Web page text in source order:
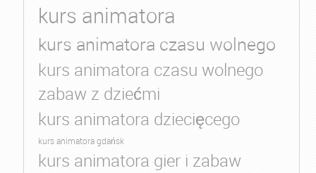
kurs animatora
kurs animatora czasu wolnego
kurs animatora czasu wolnego
zabaw z dziećmi
kurs animatora dziecięcego
kurs animatora gdańsk
kurs animatora gier i zabaw